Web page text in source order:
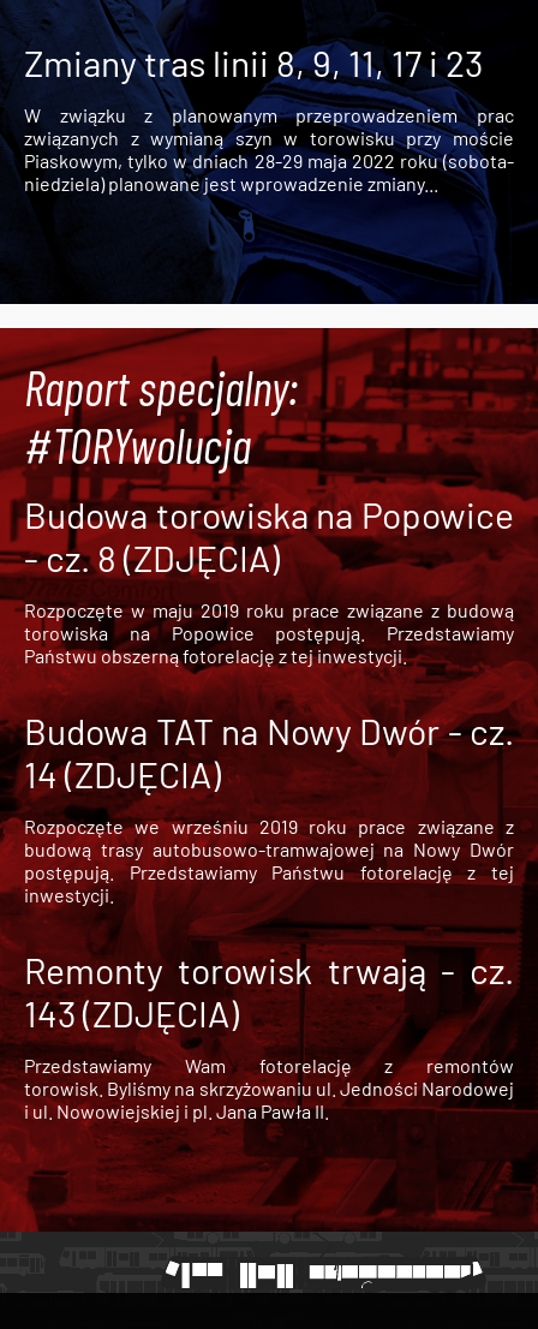
Zmiany tras linii 8, 9, 11, 17 i 23
W związku z planowanym przeprowadzeniem prac
związanych z wymianą szyn w torowisku przy moście
Piaskowym, tylko w dniach 28-29 maja 2022 roku (sobota-
niedziela) planowane jest wprowadzenie zmiany...
Raport specjalny:
#TORYwolucja
Budowa torowiska na Popowice
- cz. 8 (ZDJĘCIA)
Rozpoczęte w maju 2019 roku prace związane z budową
torowiska na Popowice
postępują. Przedstawiamy
Państwu obszerną fotorelację z tej inwestycji.
Budowa TAT na Nowy Dwór - cz.
14 (ZDJĘCIA)
Rozpoczęte we wrześniu 2019 roku prace związane z
budową trasy autobusowo-tramwajowej na Nowy Dwór
postępują. Przedstawiamy Państwu fotorelację z tej
inwestycji.
Remonty torowisk trwają - cz.
143 (ZDJĘCIA)
Przedstawiamy Wam fotorelację z remontów
torowisk. Byliśmy na skrzyżowaniu ul. Jedności Narodowej
i ul. Nowowiejskiej i pl. Jana Pawła II.